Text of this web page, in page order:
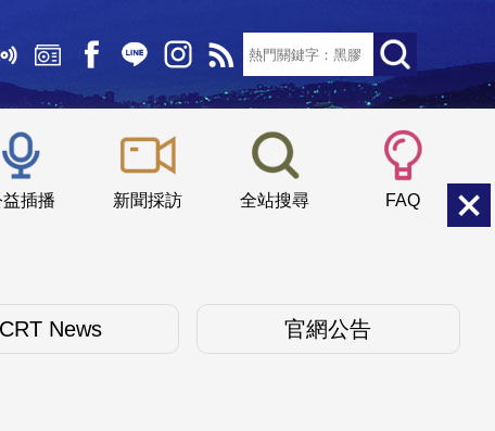
插播 新聞採訪 全站搜尋 FAQ
小 中
News 官網公告